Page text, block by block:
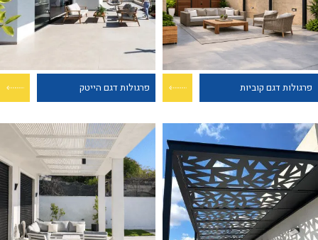
פרגולות דגם קוביות פרגולות דגם הייטק